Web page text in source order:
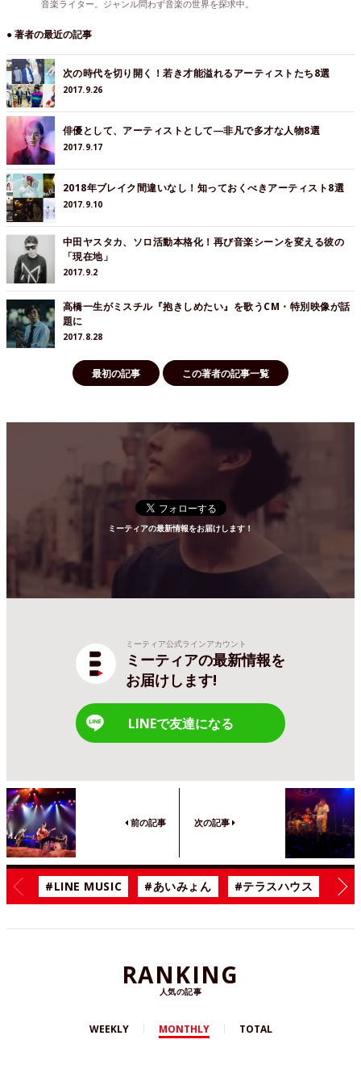
音楽ライター。ジャンル問わず音楽の世界を探求中。
● 著者の最近の記事
次の時代を切り開く！若き才能溢れるアーティストたち8選
2017.9.26
俳優として、アーティストとして―非凡で多才な人物8選
2017.9.17
2018年ブレイク間違いなし！知っておくべきアーティスト8選
2017.9.10
中田ヤスタカ、ソロ活動本格化！再び音楽シーンを変える彼の
「現在地」
2017.9.2
高橋一生がミスチル『抱きしめたい』を歌うCM・特別映像が話
題に
2017.8.28
最初の記事 この著者の記事一覧
ミーティアの最新情報をお届けします！
ミーティア公式ラインアカウント
ミーティアの最新情報を
お届けします!
LINEで友達になる
前の記事 次の記事
#LINE MUSIC #あいみょん #テラスハウス #漫
RANKING
人気の記事
WEEKLY MONTHLY TOTAL